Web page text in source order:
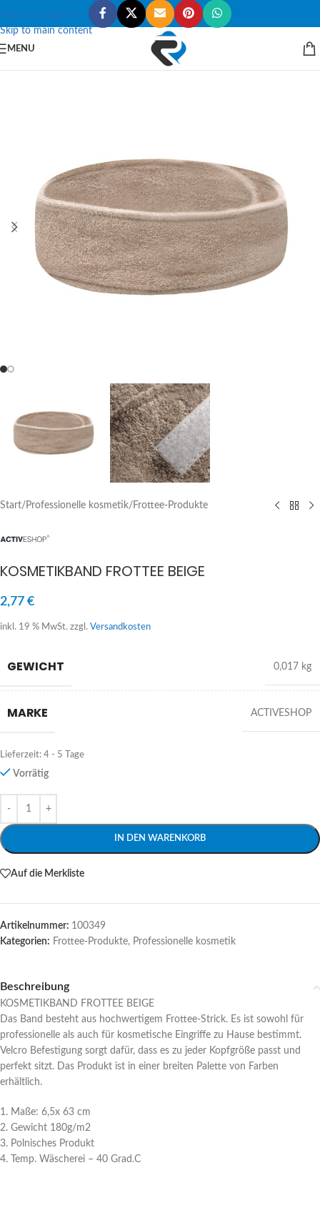
Skip to navigation
Skip to main content
MENU
Start/ Professionelle kosmetik/ Frottee-Produkte
KOSMETIKBAND FROTTEE BEIGE
2,77 €
inkl. 19 % MwSt. zzgl. Versandkosten
GEWICHT 0,017 kg
MARKE ACTIVESHOP
Lieferzeit: 4 - 5 Tage
Vorrätig
IN DEN WARENKORB
Alternative:
Auf die Merkliste
Artikelnummer: 100349
Kategorien: Frottee-Produkte, Professionelle kosmetik
Beschreibung
KOSMETIKBAND FROTTEE BEIGE
Das Band besteht aus hochwertigem Frottee-Strick. Es ist sowohl für
professionelle als auch für kosmetische Eingriffe zu Hause bestimmt.
Velcro Befestigung sorgt dafür, dass es zu jeder Kopfgröße passt und
perfekt sitzt. Das Produkt ist in einer breiten Palette von Farben
erhältlich.
1. Maße: 6,5x 63 cm
2. Gewicht 180g/m2
3. Polnisches Produkt
4. Temp. Wäscherei – 40 Grad.C